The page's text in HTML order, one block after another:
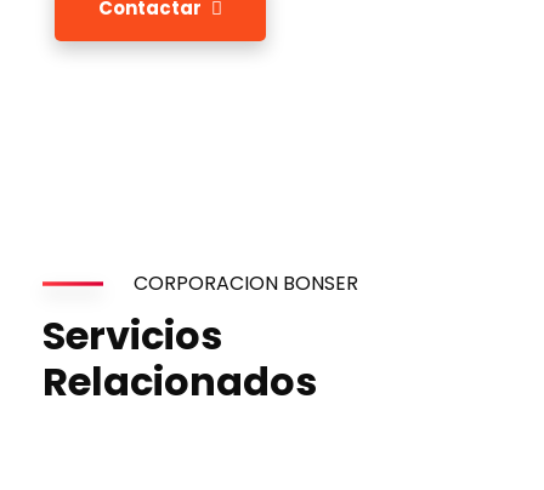
Contactar
CORPORACION BONSER
Servicios
Relacionados